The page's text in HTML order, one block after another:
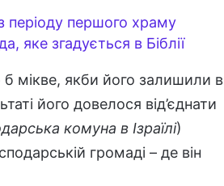
періоду першого храму
яке згадується в Біблії
б мікве, якби його залишили в
його довелося від’єднати
комуна в Ізраїлі)
громаді – де він